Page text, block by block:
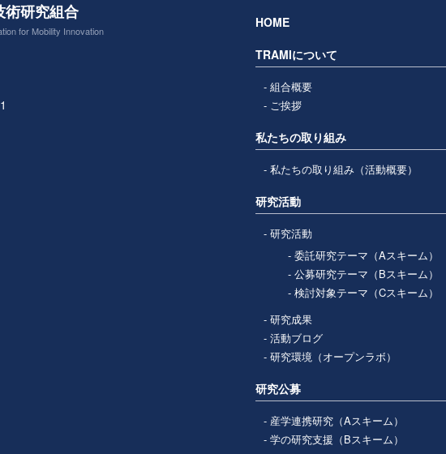
術研究組合
for Mobility Innovation
HOME
TRAMIについて
組合概要
ご挨拶
私たちの取り組み
私たちの取り組み（活動概要）
研究活動
研究活動
委託研究テーマ（Aスキーム）
公募研究テーマ（Bスキーム）
検討対象テーマ（Cスキーム）
研究成果
活動ブログ
研究環境（オープンラボ）
研究公募
産学連携研究（Aスキーム）
学の研究支援（Bスキーム）